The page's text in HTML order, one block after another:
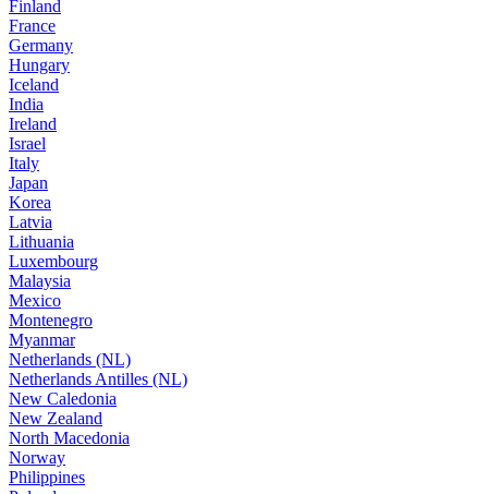
Finland
France
Germany
Hungary
Iceland
India
Ireland
Israel
Italy
Japan
Korea
Latvia
Lithuania
Luxembourg
Malaysia
Mexico
Montenegro
Myanmar
Netherlands (NL)
Netherlands Antilles (NL)
New Caledonia
New Zealand
North Macedonia
Norway
Philippines